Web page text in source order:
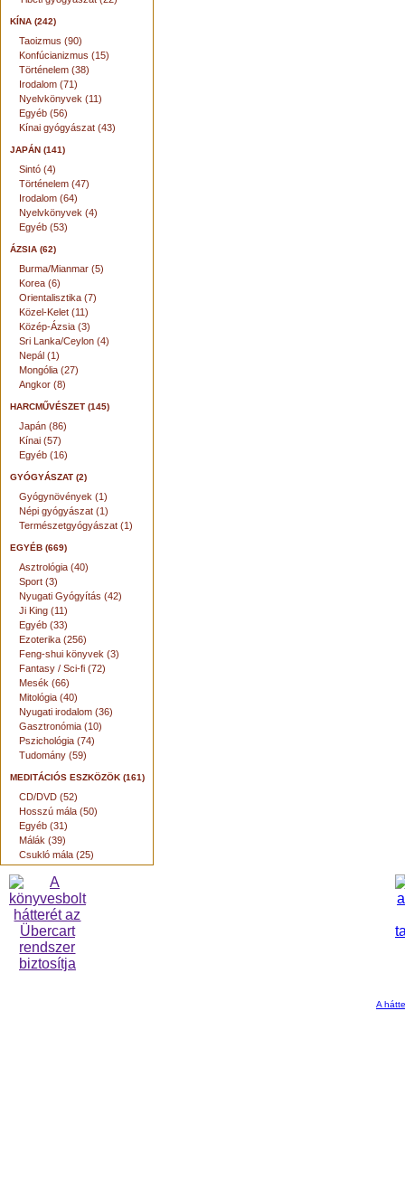
KÍNA (242)
Taoizmus (90)
Konfúcianizmus (15)
Történelem (38)
Irodalom (71)
Nyelvkönyvek (11)
Egyéb (56)
Kínai gyógyászat (43)
JAPÁN (141)
Sintó (4)
Történelem (47)
Irodalom (64)
Nyelvkönyvek (4)
Egyéb (53)
ÁZSIA (62)
Burma/Mianmar (5)
Korea (6)
Orientalisztika (7)
Közel-Kelet (11)
Közép-Ázsia (3)
Sri Lanka/Ceylon (4)
Nepál (1)
Mongólia (27)
Angkor (8)
HARCMŰVÉSZET (145)
Japán (86)
Kínai (57)
Egyéb (16)
GYÓGYÁSZAT (2)
Gyógynövények (1)
Népi gyógyászat (1)
Természetgyógyászat (1)
EGYÉB (669)
Asztrológia (40)
Sport (3)
Nyugati Gyógyítás (42)
Ji King (11)
Egyéb (33)
Ezoterika (256)
Feng-shui könyvek (3)
Fantasy / Sci-fi (72)
Mesék (66)
Mitológia (40)
Nyugati irodalom (36)
Gasztronómia (10)
Pszichológia (74)
Tudomány (59)
MEDITÁCIÓS ESZKÖZÖK (161)
CD/DVD (52)
Hosszú mála (50)
Egyéb (31)
Málák (39)
Csukló mála (25)
A